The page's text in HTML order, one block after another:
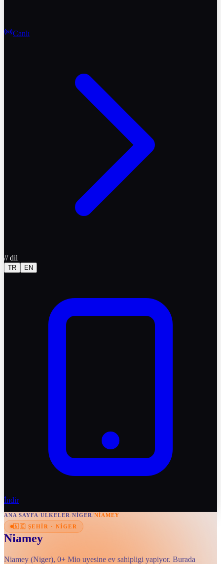
Canlı
//dil
TR EN
İndir
ANA SAYFA/ULKELER/NIGER/NIAMEY
🇳🇪 ŞEHIR · NIGER
Niamey
Niamey (Niger), 0+ Mio uyesine ev sahipligi yapiyor. Burada